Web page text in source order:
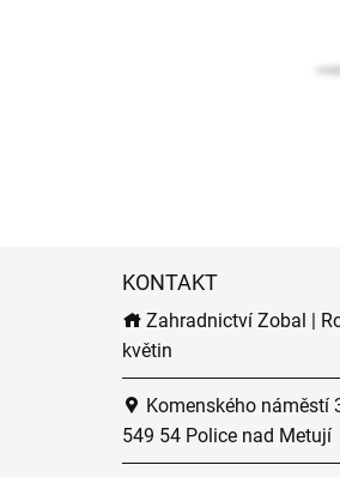
KONTAKT
Zahradnictví Zobal |
květin
Komenského náměstí
549 54 Police nad Metují